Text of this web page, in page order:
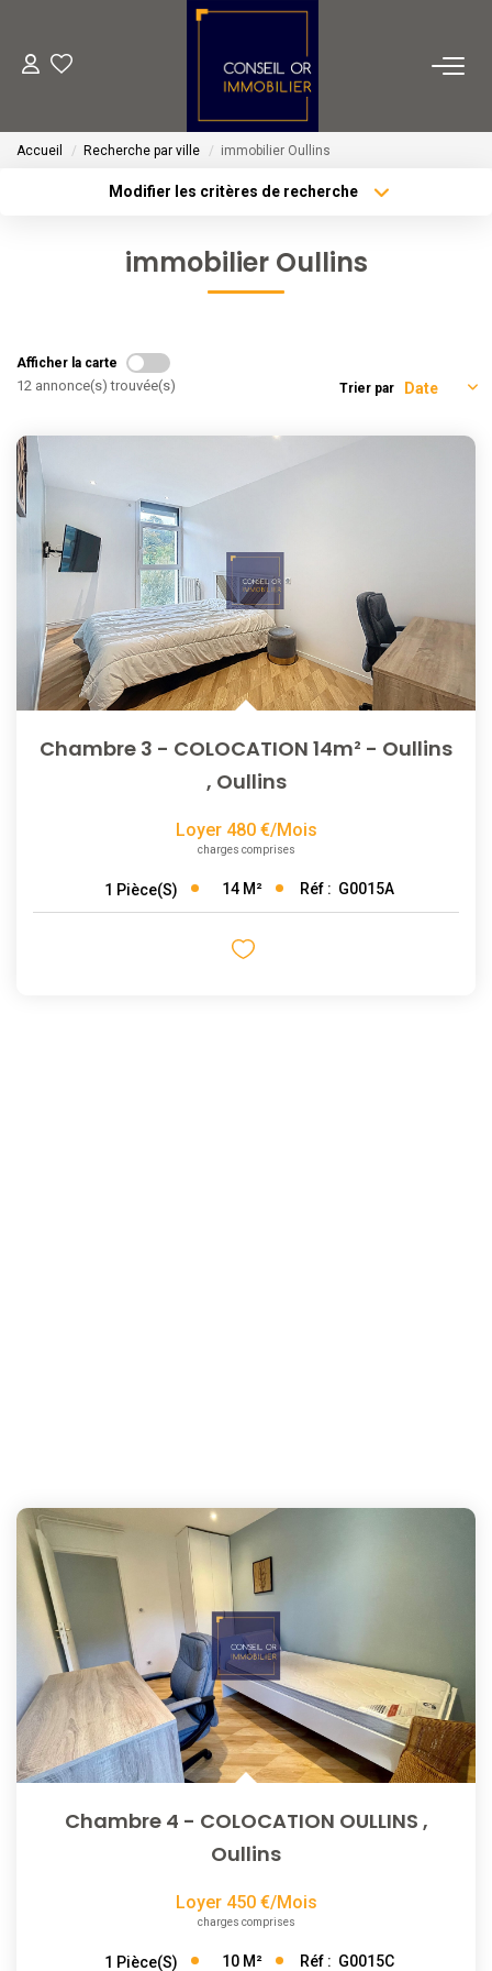
Transaction
Gestion
Financement
NOTRE AGENCE
L'agence
L'équipe
Nous Rejoindre
RECOMMANDATIONS
EXTRANET
CONTACT
Accueil Recherche par ville immobilier Oullins
Modifier les critères de recherche
Créer une alerte
immobilier Oullins
Afficher la carte
12 annonce(s) trouvée(s) Trier par
Chambre 3 - COLOCATION 14m² - Oullins
, Oullins
Loyer 480 €/mois
charges comprises
1 Pièce(s) 14 M² Réf : G0015A
Chambre 4 - COLOCATION OULLINS ,
Oullins
Loyer 450 €/mois
charges comprises
1 Pièce(s) 10 M² Réf : G0015C